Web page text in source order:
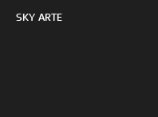
SKY ARTE